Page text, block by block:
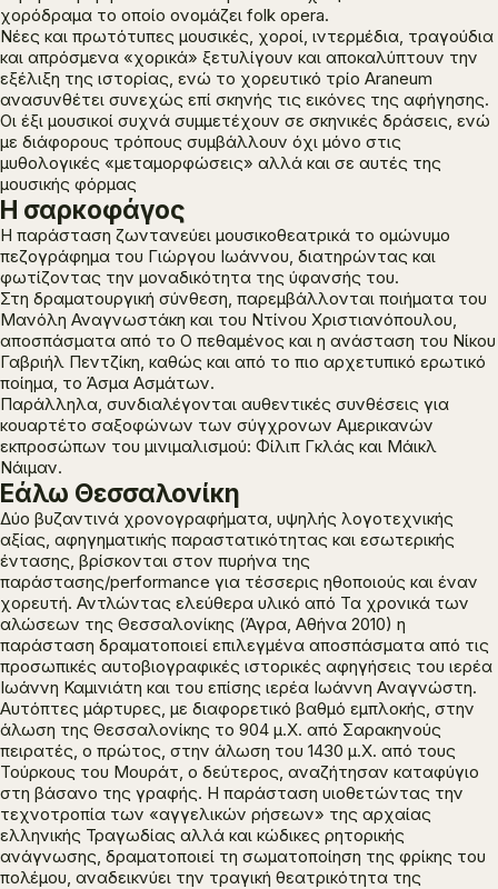
χορόδραμα το οποίο ονομάζει folk opera.
Νέες και πρωτότυπες μουσικές, χοροί, ιντερμέδια, τραγούδια
και απρόσμενα «χορικά» ξετυλίγουν και αποκαλύπτουν την
εξέλιξη της ιστορίας, ενώ το χορευτικό τρίο Araneum
ανασυνθέτει συνεχώς επί σκηνής τις εικόνες της αφήγησης.
Οι έξι μουσικοί συχνά συμμετέχουν σε σκηνικές δράσεις, ενώ
με διάφορους τρόπους συμβάλλουν όχι μόνο στις
μυθολογικές «μεταμορφώσεις» αλλά και σε αυτές της
μουσικής φόρμας
Η σαρκοφάγος
H παράσταση ζωντανεύει µουσικοθεατρικά το οµώνυµο
πεζογράφημα του Γιώργου Ιωάννου, διατηρώντας και
φωτίζοντας την µοναδικότητα της ύφανσής του.
Στη δραµατουργική σύνθεση, παρεµβάλλονται ποιήµατα του
Μανόλη Αναγνωστάκη και του Ντίνου Χριστιανόπουλου,
αποσπάσµατα από το Ο πεθαµένος και η ανάσταση του Νίκου
Γαβριήλ Πεντζίκη, καθώς και από το πιο αρχετυπικό ερωτικό
ποίηµα, το Άσµα Ασµάτων.
Παράλληλα, συνδιαλέγονται αυθεντικές συνθέσεις για
κουαρτέτο σαξοφώνων των σύγχρονων Αμερικανών
εκπροσώπων του µινιµαλισµού: Φίλιπ Γκλάς και Μάικλ
Νάιμαν.
Εάλω Θεσσαλονίκη
Δύο βυζαντινά χρονογραφήματα, υψηλής λογοτεχνικής
αξίας, αφηγηματικής παραστατικότητας και εσωτερικής
έντασης, βρίσκονται στον πυρήνα της
παράστασης/performance για τέσσερις ηθοποιούς και έναν
χορευτή. Αντλώντας ελεύθερα υλικό από Τα χρονικά των
αλώσεων της Θεσσαλονίκης (Άγρα, Αθήνα 2010) η
παράσταση δραματοποιεί επιλεγμένα αποσπάσματα από τις
προσωπικές αυτοβιογραφικές ιστορικές αφηγήσεις του ιερέα
Ιωάννη Καμινιάτη και του επίσης ιερέα Ιωάννη Αναγνώστη.
Αυτόπτες μάρτυρες, με διαφορετικό βαθμό εμπλοκής, στην
άλωση της Θεσσαλονίκης το 904 μ.Χ. από Σαρακηνούς
πειρατές, ο πρώτος, στην άλωση του 1430 μ.Χ. από τους
Τούρκους του Μουράτ, ο δεύτερος, αναζήτησαν καταφύγιο
στη βάσανο της γραφής. Η παράσταση υιοθετώντας την
τεχνοτροπία των «αγγελικών ρήσεων» της αρχαίας
ελληνικής Τραγωδίας αλλά και κώδικες ρητορικής
ανάγνωσης, δραματοποιεί τη σωματοποίηση της φρίκης του
πολέμου, αναδεικνύει την τραγική θεατρικότητα της